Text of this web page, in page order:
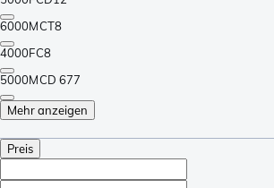
6000MCT8
4000FC8
5000MCD 677
Mehr anzeigen
Preis